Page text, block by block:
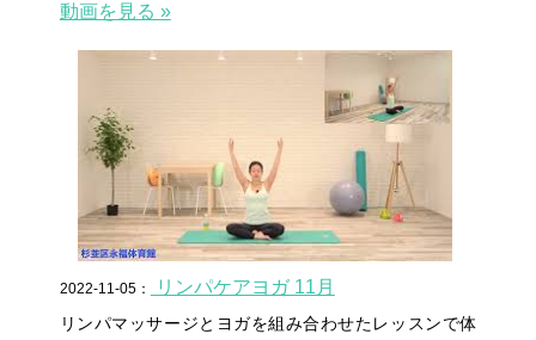
動画を見る »
2022-11-05： リンパケアヨガ 11月
リンパマッサージとヨガを組み合わせたレッスンで体